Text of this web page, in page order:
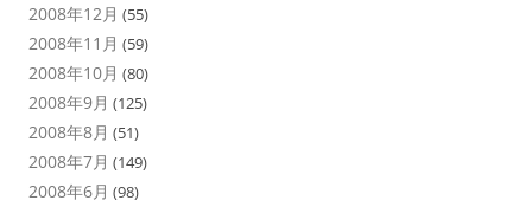
2008年12月 (55)
2008年11月 (59)
2008年10月 (80)
2008年9月 (125)
2008年8月 (51)
2008年7月 (149)
2008年6月 (98)